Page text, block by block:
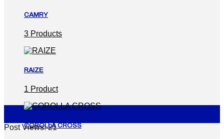
CAMRY
3 Products
RAIZE
1 Product
COROLLA CROSS
Post Views: 21